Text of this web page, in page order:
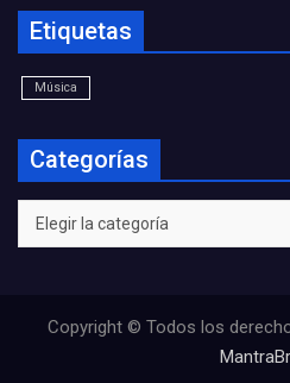
Etiquetas
Música
Categorías
Categorías
Copyright © Todos los